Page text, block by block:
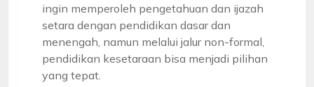
ingin memperoleh pengetahuan dan ijazah
setara dengan pendidikan dasar dan
menengah, namun melalui jalur non-formal,
pendidikan kesetaraan bisa menjadi pilihan
yang tepat.